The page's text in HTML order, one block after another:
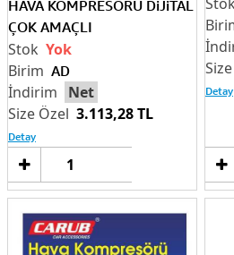
HAVA KOMPRESÖRÜ DiJiTAL
ÇOK AMAÇLI
AD
Net
3.113,28 TL
Yok
Detay
Sepete
Detay